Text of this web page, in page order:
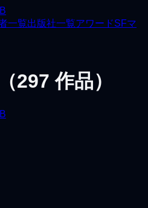
一覧出版社一覧アワードSFマ
297 作品）